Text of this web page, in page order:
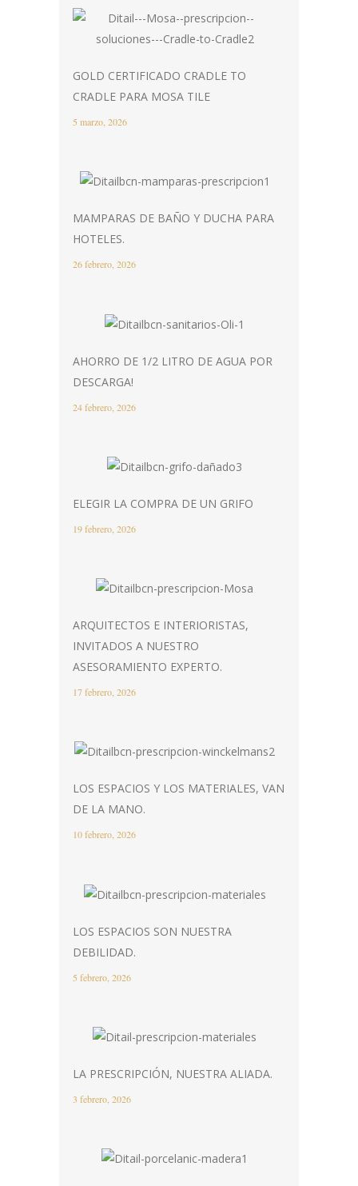
GOLD CERTIFICADO CRADLE TO
CRADLE PARA MOSA TILE
5 marzo, 2026
MAMPARAS DE BAÑO Y DUCHA PARA
HOTELES.
26 febrero, 2026
AHORRO DE 1/2 LITRO DE AGUA POR
DESCARGA!
24 febrero, 2026
ELEGIR LA COMPRA DE UN GRIFO
19 febrero, 2026
ARQUITECTOS E INTERIORISTAS,
INVITADOS A NUESTRO
ASESORAMIENTO EXPERTO.
17 febrero, 2026
LOS ESPACIOS Y LOS MATERIALES, VAN
DE LA MANO.
10 febrero, 2026
LOS ESPACIOS SON NUESTRA
DEBILIDAD.
5 febrero, 2026
LA PRESCRIPCIÓN, NUESTRA ALIADA.
3 febrero, 2026